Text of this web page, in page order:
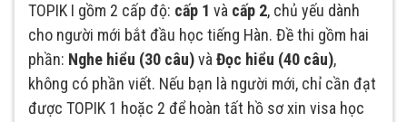
TOPIK I gồm 2 cấp độ: cấp 1 và cấp 2, chủ yếu dành
cho người mới bắt đầu học tiếng Hàn. Đề thi gồm hai
phần: Nghe hiểu (30 câu)vàĐọc hiểu (40 câu),
không có phần viết. Nếu bạn là người mới, chỉ cần đạt
được TOPIK 1 hoặc 2 để hoàn tất hồ sơ xin visa học